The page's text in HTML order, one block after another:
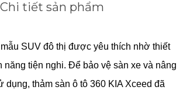
Chi tiết sản phẩm
SUV đô thị được yêu thích nhờ thiết
năng tiện nghi. Để bảo vệ sàn xe và nâng
dụng, thảm sàn ô tô 360 KIA Xceed đã